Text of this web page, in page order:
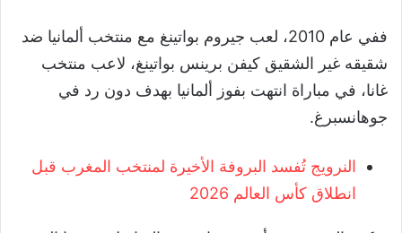
ففي عام 2010، لعب جيروم بواتينغ مع منتخب ألمانيا ضد
شقيقه غير الشقيق كيفن برينس بواتينغ، لاعب منتخب
غانا، في مباراة انتهت بفوز ألمانيا بهدف دون رد في
جوهانسبرغ.
النرويج تُفسد البروفة الأخيرة لمنتخب المغرب قبل
انطلاق كأس العالم 2026